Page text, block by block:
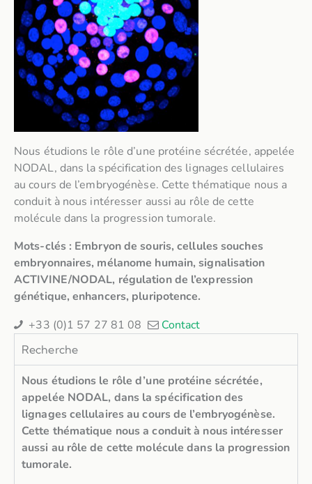
Nous étudions le rôle d’une protéine sécrétée, appelée
NODAL, dans la spécification des lignages cellulaires
au cours de l’embryogénèse. Cette thématique nous a
conduit à nous intéresser aussi au rôle de cette
molécule dans la progression tumorale.
Mots-clés : Embryon de souris, cellules souches
embryonnaires, mélanome humain, signalisation
ACTIVINE/NODAL, régulation de l’expression
génétique, enhancers, pluripotence.
+33 (0)1 57 27 81 08
Contact
Recherche
Nous étudions le rôle d’une protéine sécrétée,
appelée NODAL, dans la spécification des
lignages cellulaires au cours de l’embryogénèse.
Cette thématique nous a conduit à nous intéresser
aussi au rôle de cette molécule dans la progression
tumorale.